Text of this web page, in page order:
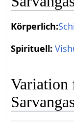
Körperlich:
Spirituell:
Variation